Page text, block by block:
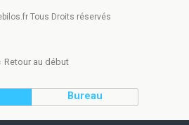
Tous Droits réservés
Retour au début
Bureau